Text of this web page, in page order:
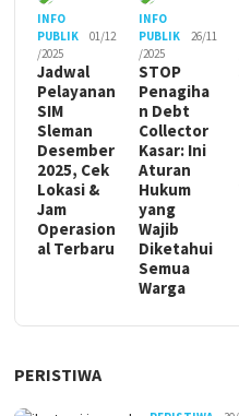
INFO
PUBLIK
01/12
/2025
Jadwal
Pelayanan
SIM
Sleman
Desember
2025, Cek
Lokasi &
Jam
Operasion
al Terbaru
INFO
PUBLIK
26/11
/2025
STOP
Penagiha
n Debt
Collector
Kasar: Ini
Aturan
Hukum
yang
Wajib
Diketahui
Semua
Warga
PERISTIWA